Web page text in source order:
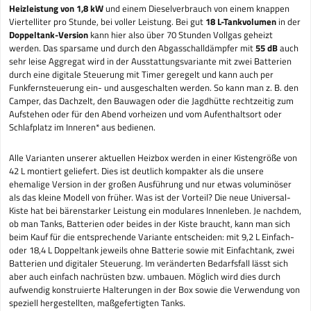
Heizleistung von 1,8 kWund einem Dieselverbrauch von einem knappen
Viertelliter pro Stunde, bei voller Leistung. Bei gut 18 L-Tankvolumen in der
Doppeltank-Version kann hier also über 70 Stunden Vollgas geheizt
werden. Das sparsame und durch den Abgasschalldämpfer mit55 dBauch
sehr leise Aggregat wird in der Ausstattungsvariante mit zwei Batterien
durch eine digitale Steuerung mit Timer geregelt und kann auch per
Funkfernsteuerung ein- und ausgeschalten werden. So kann man z. B. den
Camper, das Dachzelt, den Bauwagen oder die Jagdhütte rechtzeitig zum
Aufstehen oder für den Abend vorheizen und vom Aufenthaltsort oder
Schlafplatz im Inneren* aus bedienen.
Alle Varianten unserer aktuellen Heizbox werden in einer Kistengröße von
42 L montiert geliefert. Dies ist deutlich kompakter als die unsere
ehemalige Version in der großen Ausführung und nur etwas voluminöser
als das kleine Modell von früher. Was ist der Vorteil? Die neue Universal-
Kiste hat bei bärenstarker Leistung ein modulares Innenleben. Je nachdem,
ob man Tanks, Batterien oder beides in der Kiste braucht, kann man sich
beim Kauf für die entsprechende Variante entscheiden: mit 9,2 L Einfach-
oder 18,4 L Doppeltank jeweils ohne Batterie sowie mit Einfachtank, zwei
Batterien und digitaler Steuerung. Im veränderten Bedarfsfall lässt sich
aber auch einfach nachrüsten bzw. umbauen. Möglich wird dies durch
aufwendig konstruierte Halterungen in der Box sowie die Verwendung von
speziell hergestellten, maßgefertigten Tanks.